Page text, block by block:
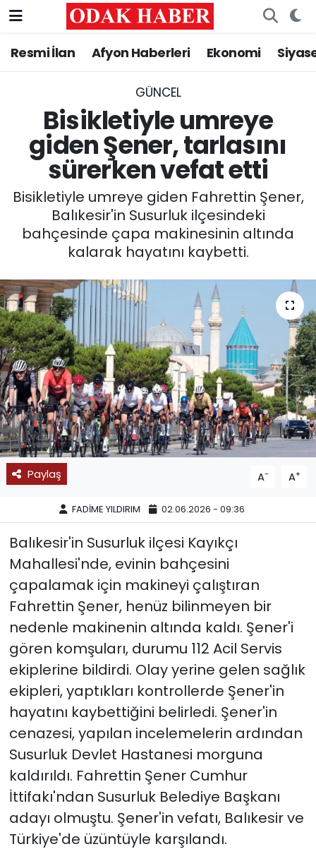
Resmi İlan Afyon Haberleri Ekonomi
GÜNCEL
Bisikletiyle umreye
giden Şener, tarlasını
sürerken vefat etti
Bisikletiyle umreye giden Fahrettin Şener,
Balıkesir'in Susurluk ilçesindeki
bahçesinde çapa makinesinin altında
kalarak hayatını kaybetti.
Paylaş A- A+
FADİME YILDIRIM 02.06.2026 - 09:36
Balıkesir'in Susurluk ilçesi Kayıkçı
Mahallesi'nde, evinin bahçesini
çapalamak için makineyi çalıştıran
Fahrettin Şener, henüz bilinmeyen bir
nedenle makinenin altında kaldı. Şener'i
gören komşuları, durumu 112 Acil Servis
ekiplerine bildirdi. Olay yerine gelen sağlık
ekipleri, yaptıkları kontrollerde Şener'in
hayatını kaybettiğini belirledi. Şener'in
cenazesi, yapılan incelemelerin ardından
Susurluk Devlet Hastanesi morguna
kaldırıldı. Fahrettin Şener Cumhur
İttifakı'ndan Susurluk Belediye Başkanı
adayı olmuştu. Şener'in vefatı, Balıkesir ve
Türkiye'de üzüntüyle karşılandı.
AFYONKARAHİSAR HABERLERİ
ASAYİŞ
GÜNCEL
SİYASET
EĞİTİM
SAĞLIK
SPOR
11:11 MANŞET
Nöbetçi Eczaneler
Trafik Durumu
Süper Lig Puan Durumu ve Fikstür
Tüm Manşetler
Son Dakika Haberleri